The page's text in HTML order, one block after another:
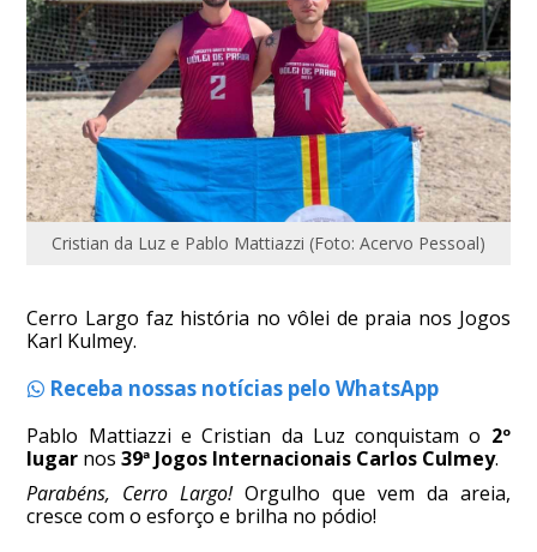
Cristian da Luz e Pablo Mattiazzi (Foto: Acervo Pessoal)
Cerro Largo faz história no vôlei de praia nos Jogos
Karl Kulmey.
Receba nossas notícias pelo WhatsApp
Pablo Mattiazzi e Cristian da Luz conquistam o 2º
lugar nos39ª Jogos Internacionais Carlos Culmey.
Parabéns, Cerro Largo!Orgulho que vem da areia,
cresce com o esforço e brilha no pódio!